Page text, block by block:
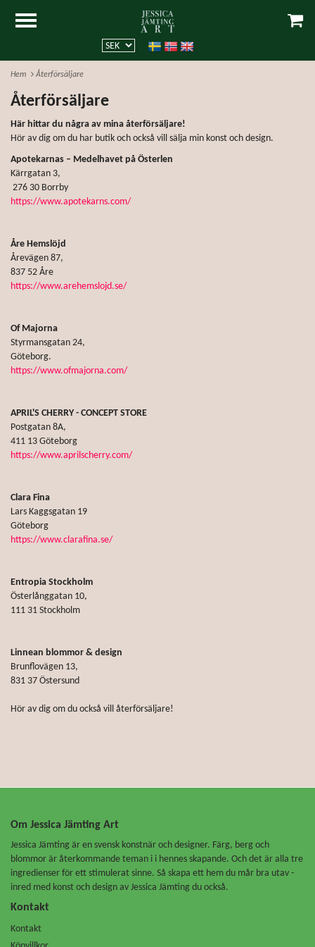
Hem Återförsäljare
Återförsäljare
Här hittar du några av mina återförsäljare!
Hör av dig om du har butik och också vill sälja min konst och design.
Apotekarnas – Medelhavet på Österlen
Kärrgatan 3,
276 30 Borrby
https://www.apotekarns.com/
Åre Hemslöjd
Årevägen 87,
837 52 Åre
https://www.arehemslojd.se/
Of Majorna
Styrmansgatan 24,
Göteborg.
https://www.ofmajorna.com/
APRIL'S CHERRY - CONCEPT STORE
Postgatan 8A,
411 13 Göteborg
https://www.aprilscherry.com/
Clara Fina
Lars Kaggsgatan 19
Göteborg
https://www.clarafina.se/
Entropia Stockholm
Österlånggatan 10,
111 31 Stockholm
Linnean blommor & design
Brunflovägen 13,
831 37 Östersund
Hör av dig om du också vill återförsäljare!
Om Jessica Jämting Art
Jessica Jämting är en svensk konstnär och designer. Färg, berg och
blommor är återkommande teman i i hennes skapande. Och det är alla tre
ingredienser för ett stimulerat sinne. Så skapa ett hem du mår bra utav -
inred med konst och design av Jessica Jämting du också.
Kontakt
Kontakt